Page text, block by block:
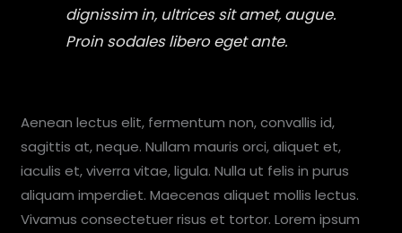
dignissim in, ultrices sit amet, augue.
Proin sodales libero eget ante.
Aenean lectus elit, fermentum non, convallis id,
sagittis at, neque. Nullam mauris orci, aliquet et,
iaculis et, viverra vitae, ligula. Nulla ut felis in purus
aliquam imperdiet. Maecenas aliquet mollis lectus.
Vivamus consectetuer risus et tortor. Lorem ipsum